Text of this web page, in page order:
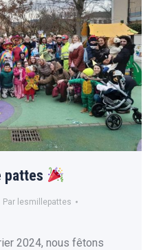
pattes
Par lesmillepattes
2024, nous fêtons